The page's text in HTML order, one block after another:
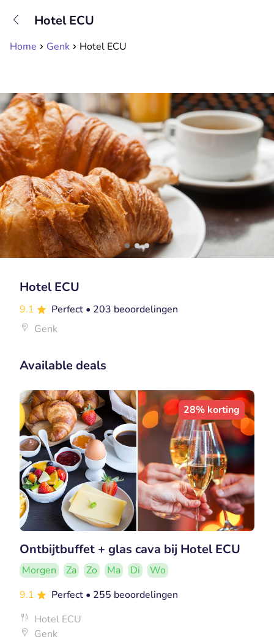
Hotel ECU
Home Genk Hotel ECU
Hotel ECU
9.1 Perfect • 203 beoordelingen
Genk
Available deals
28% korting
Ontbijtbuffet + glas cava bij Hotel ECU
Morgen Za Zo Ma Di
Wo
9.1
Perfect • 255 beoordelingen
Hotel ECU
Genk